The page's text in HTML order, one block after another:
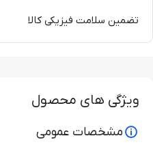
تضمین سلامت فیزیکی کالا
ویژگی های محصول
مشخصات عمومی